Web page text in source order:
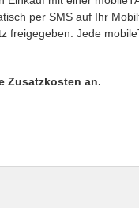
per SMS auf Ihr
freigegeben. Jede
Zusatzkosten an.